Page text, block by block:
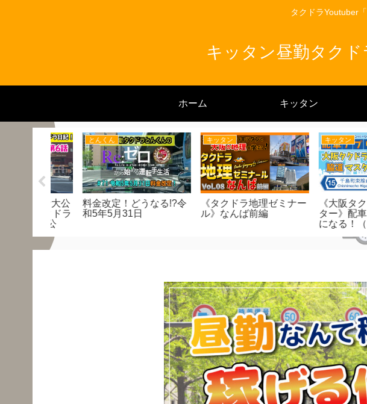
タクドラYoutuber
キッタン昼勤タク
ホーム キッタン
とんくん
覚えてたら便利な抜け道
（三軒家交差点回避）
とんくん
令和5年 お正月
とんくん
ナビで行きます